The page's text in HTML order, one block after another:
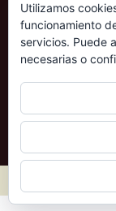
ACG
Rambla Pulido,
38004 – Santa
901 009
690
© 2026 - ACG
Utilizamos
funcionamiento
servicios. Puede
necesarias o